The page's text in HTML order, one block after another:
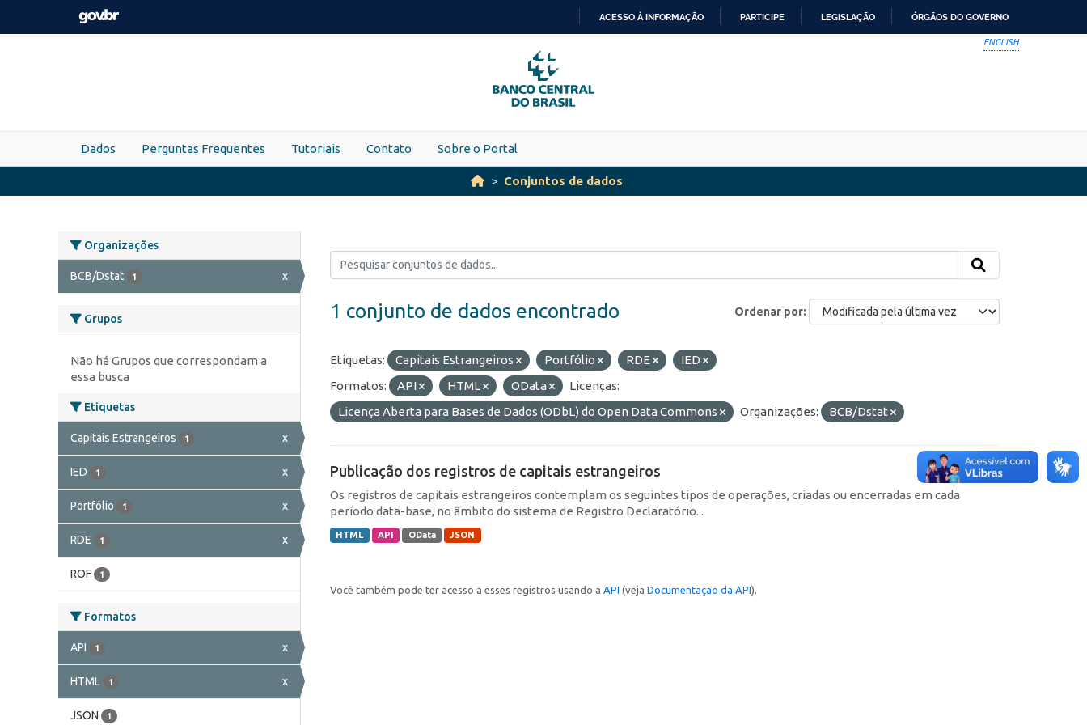
Skip to main content
PARA
O
CONTEÚDO
ACESSO À INFORMAÇÃO PARTICIPE LEGISLAÇÃO ÓRGÃOS DO GOVERNO
ENGLISH
Dados Perguntas Frequentes Tutoriais Contato Sobre o Portal
Conjuntos de dados
Organizações
BCB/Dstat 1 x
Grupos
Não há Grupos que correspondam a
essa busca
Etiquetas
Capitais Estrangeiros 1 x
IED 1 x
Portfólio 1 x
RDE 1 x
ROF 1
Formatos
API 1 x
HTML 1 x
JSON 1
Ordenar por
1 conjunto de dados encontrado
Etiquetas: Capitais Estrangeiros Portfólio RDE
IED
Formatos:
API HTML OData
Licenças:
Licença Aberta para Bases de Dados (ODbL) do Open Data Commons
Organizações: BCB/Dstat
Publicação dos registros de capitais estrangeiros
Os registros de capitais estrangeiros contemplam os seguintes tipos de operações, criadas ou encerradas em cada
período data-base, no âmbito do sistema de Registro Declaratório...
HTML API OData JSON
Você também pode ter acesso a esses registros usando a API (veja Documentação da API).